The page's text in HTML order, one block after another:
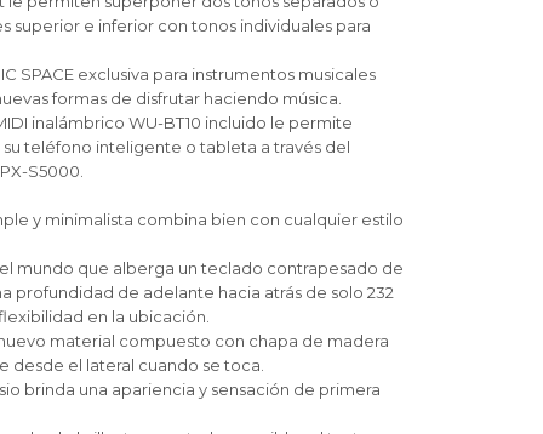
superior e inferior con tonos individuales para
SPACE exclusiva para instrumentos musicales
formas de disfrutar haciendo música.
inalámbrico WU-BT10 incluido le permite
teléfono inteligente o tableta a través del
S5000.
y minimalista combina bien con cualquier estilo
mundo que alberga un teclado contrapesado de
profundidad de adelante hacia atrás de solo 232
en la ubicación.
material compuesto con chapa de madera
desde el lateral cuando se toca.
brinda una apariencia y sensación de primera